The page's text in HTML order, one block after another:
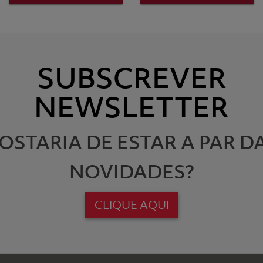
SUBSCREVER
NEWSLETTER
DE ESTAR A PAR
NOVIDADES?
CLIQUE AQUI